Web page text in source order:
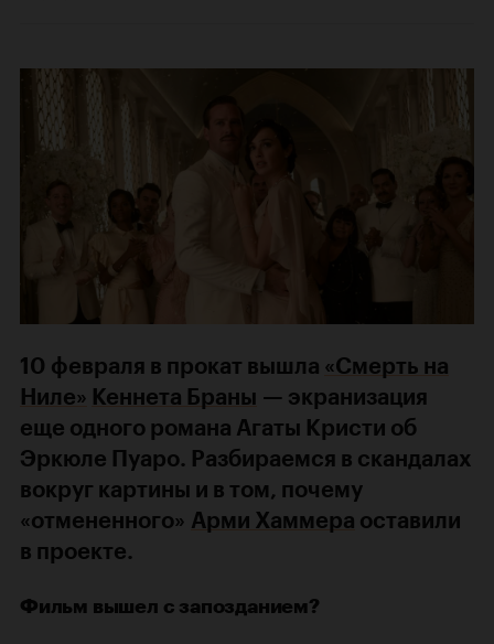
10 февраля в прокат вышла «Смерть на
Ниле» Кеннета Браны — экранизация
еще одного романа Агаты Кристи об
Эркюле Пуаро. Разбираемся в скандалах
вокруг картины и в том, почему
«отмененного» Арми Хаммера оставили
в проекте.
Фильм вышел с запозданием?